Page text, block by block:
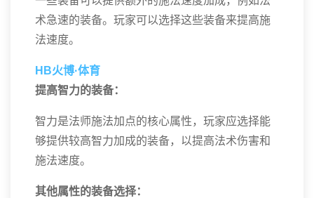
术急速的装备。玩家可以选择这些装备来提高施
法速度。
HB火博·体育
提高智力的装备：
智力是法师施法加点的核心属性，玩家应选择能
够提供较高智力加成的装备，以提高法术伤害和
施法速度。
其他属性的装备选择：